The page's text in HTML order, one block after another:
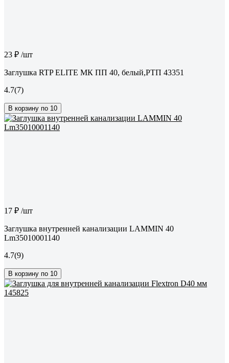
23 ₽ /шт
Заглушка RTP ELITE МК ПП 40, белый,РТП 43351
4.7(7)
В корзину по 10
17 ₽ /шт
Заглушка внутренней канализации LAMMIN 40
Lm35010001140
4.7(9)
В корзину по 10